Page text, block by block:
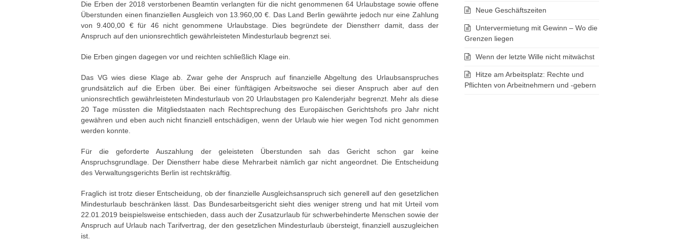
Die Erben der 2018 verstorbenen Beamtin verlangten für die nicht genommenen 64 Urlaubstage sowie offene
Überstunden einen finanziellen Ausgleich von 13.960,00 €. Das Land Berlin gewährte jedoch nur eine Zahlung
von 9.400,00 € für 46 nicht genommene Urlaubstage. Dies begründete der Dienstherr damit, dass der
Anspruch auf den unionsrechtlich gewährleisteten Mindesturlaub begrenzt sei.
Die Erben gingen dagegen vor und reichten schließlich Klage ein.
Das VG wies diese Klage ab. Zwar gehe der Anspruch auf finanzielle Abgeltung des Urlaubsanspruches
grundsätzlich auf die Erben über. Bei einer fünftägigen Arbeitswoche sei dieser Anspruch aber auf den
unionsrechtlich gewährleisteten Mindesturlaub von 20 Urlaubstagen pro Kalenderjahr begrenzt. Mehr als diese
20 Tage müssten die Mitgliedstaaten nach Rechtsprechung des Europäischen Gerichtshofs pro Jahr nicht
gewähren und eben auch nicht finanziell entschädigen, wenn der Urlaub wie hier wegen Tod nicht genommen
werden konnte.
Für die geforderte Auszahlung der geleisteten Überstunden sah das Gericht schon gar keine
Anspruchsgrundlage. Der Dienstherr habe diese Mehrarbeit nämlich gar nicht angeordnet. Die Entscheidung
des Verwaltungsgerichts Berlin ist rechtskräftig.
Fraglich ist trotz dieser Entscheidung, ob der finanzielle Ausgleichsanspruch sich generell auf den gesetzlichen
Mindesturlaub beschränken lässt. Das Bundesarbeitsgericht sieht dies weniger streng und hat mit Urteil vom
22.01.2019 beispielsweise entschieden, dass auch der Zusatzurlaub für schwerbehinderte Menschen sowie der
Anspruch auf Urlaub nach Tarifvertrag, der den gesetzlichen Mindesturlaub übersteigt, finanziell auszugleichen
ist.
Neue Geschäftszeiten
Untervermietung mit Gewinn – Wo die
Grenzen liegen
Wenn der letzte Wille nicht mitwächst
Hitze am Arbeitsplatz: Rechte und
Pflichten von Arbeitnehmern und -gebern